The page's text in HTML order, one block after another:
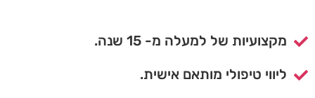
מקצועיות של למעלה מ- 15 שנה.
ליווי טיפולי מותאם אישית.